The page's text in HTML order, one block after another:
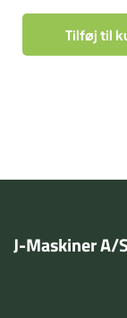
Tilføj til
J-Maskiner A/